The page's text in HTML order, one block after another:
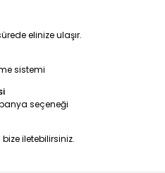
elinize ulaşır.
sistemi
seçeneği
iletebilirsiniz.